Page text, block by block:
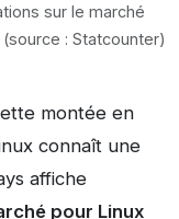
sur le marché
: Statcounter)
montée en
connaît une
affiche
pour Linux